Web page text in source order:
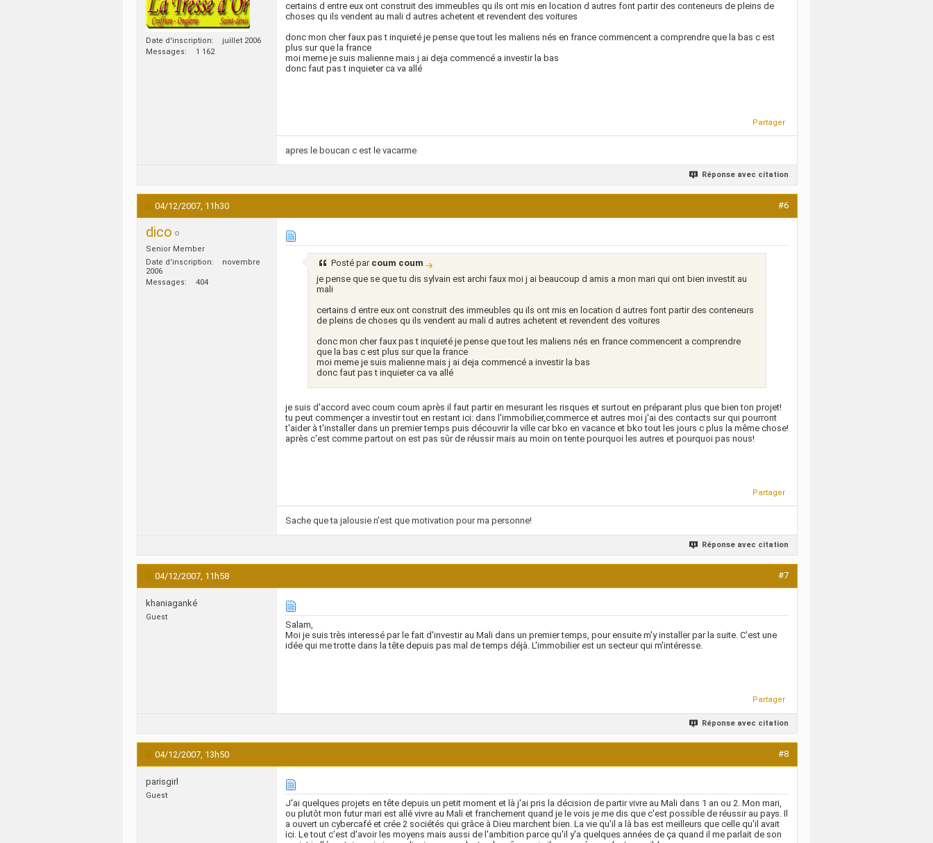
Date d'inscription
juillet 2006
Messages
1 162
certains d entre eux ont construit des immeubles qu ils ont mis en location d autres font partir des conteneurs de pleins de
choses qu ils vendent au mali d autres achetent et revendent des voitures
donc mon cher faux pas t inquieté je pense que tout les maliens nés en france commencent a comprendre que la bas c est
plus sur que la france
moi meme je suis malienne mais j ai deja commencé a investir la bas
donc faut pas t inquieter ca va allé
Partager
apres le boucan c est le vacarme
Réponse avec citation
04/12/2007, 11h30 #6
dico
Senior Member
Date d'inscription
novembre
2006
Messages
404
Posté par coum coum
je pense que se que tu dis sylvain est archi faux moi j ai beaucoup d amis a mon mari qui ont bien investit au
mali
certains d entre eux ont construit des immeubles qu ils ont mis en location d autres font partir des conteneurs
de pleins de choses qu ils vendent au mali d autres achetent et revendent des voitures
donc mon cher faux pas t inquieté je pense que tout les maliens nés en france commencent a comprendre
que la bas c est plus sur que la france
moi meme je suis malienne mais j ai deja commencé a investir la bas
donc faut pas t inquieter ca va allé
je suis d'accord avec coum coum après il faut partir en mesurant les risques et surtout en préparant plus que bien ton projet!
tu peut commençer a investir tout en restant ici: dans l'immobilier,commerce et autres moi j'ai des contacts sur qui pourront
t'aider à t'installer dans un premier temps puis découvrir la ville car bko en vacance et bko tout les jours c plus la même chose!
après c'est comme partout on est pas sûr de réussir mais au moin on tente pourquoi les autres et pourquoi pas nous!
Partager
Sache que ta jalousie n'est que motivation pour ma personne!
Réponse avec citation
04/12/2007, 11h58 #7
khaniaganké
Guest
Salam,
Moi je suis très interessé par le fait d'investir au Mali dans un premier temps, pour ensuite m'y installer par la suite. C'est une
idée qui me trotte dans la tête depuis pas mal de temps déjà. L'immobilier est un secteur qui m'intéresse.
Partager
Réponse avec citation
04/12/2007, 13h50 #8
parisgirl
Guest
J'ai quelques projets en tête depuis un petit moment et là j'ai pris la décision de partir vivre au Mali dans 1 an ou 2. Mon mari,
ou plutôt mon futur mari est allé vivre au Mali et franchement quand je le vois je me dis que c'est possible de réussir au pays. Il
a ouvert un cybercafé et crée 2 sociétés qui grâce à Dieu marchent bien. La vie qu'il a là bas est meilleurs que celle qu'il avait
ici. Le tout c'est d'avoir les moyens mais aussi de l'ambition parce qu'il y'a quelques années de ça quand il me parlait de son